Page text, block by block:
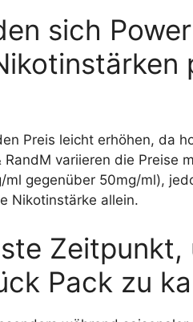
sich
Preis leicht erhöhen, da
variieren die Preise
gegenüber 50mg/ml),
Nikotinstärke allein.
Zeitpunkt,
Pack zu